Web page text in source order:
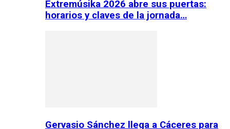
Extremúsika 2026 abre sus puertas:
horarios y claves de la jornada…
Gervasio Sánchez llega a Cáceres para